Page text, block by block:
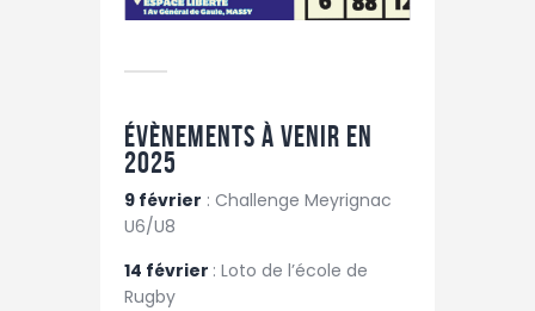
Évènements à venir en
2025
9 février : Challenge Meyrignac
U6/U8
14 février : Loto de l’école de
Rugby